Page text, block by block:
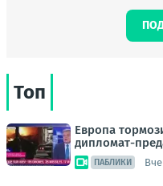
Топ
Европа
дипломат-
ПАБЛИКИ